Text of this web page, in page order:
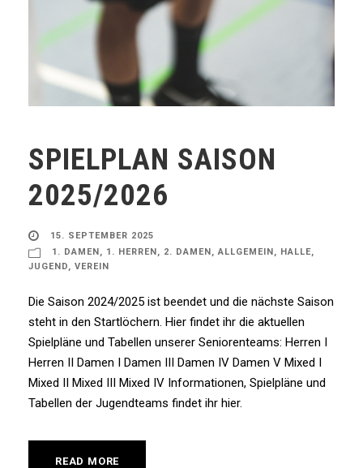
SPIELPLAN SAISON
2025/2026
15. SEPTEMBER 2025
1. DAMEN, 1. HERREN, 2. DAMEN, ALLGEMEIN, HALLE,
JUGEND, VEREIN
Die Saison 2024/2025 ist beendet und die nächste Saison
steht in den Startlöchern. Hier findet ihr die aktuellen
Spielpläne und Tabellen unserer Seniorenteams: Herren I
Herren II Damen I Damen III Damen IV Damen V Mixed I
Mixed II Mixed III Mixed IV Informationen, Spielpläne und
Tabellen der Jugendteams findet ihr hier.
READ MORE